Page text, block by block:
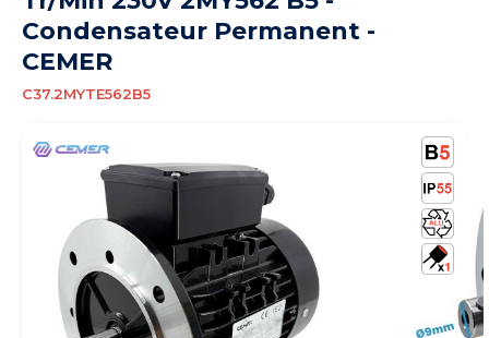
Condensateur Permanent -
CEMER
C37.2MYTE562B5